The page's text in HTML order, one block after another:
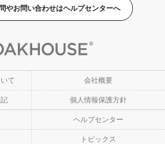
やお問い合わせはヘルプセンターへ
て 会社概要
個人情報保護方針
ヘルプセンター
トピックス